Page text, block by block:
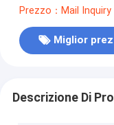
Prezzo：Mail Inquiry
Miglior
Descrizione Di